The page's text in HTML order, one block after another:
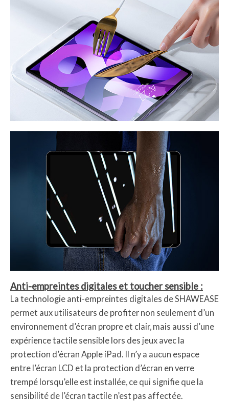
Anti-empreintes digitales et toucher sensible :
La technologie anti-empreintes digitales de SHAWEASE
permet aux utilisateurs de profiter non seulement d’un
environnement d’écran propre et clair, mais aussi d’une
expérience tactile sensible lors des jeux avec la
protection d’écran Apple iPad. Il n’y a aucun espace
entre l’écran LCD et la protection d’écran en verre
trempé lorsqu’elle est installée, ce qui signifie que la
sensibilité de l’écran tactile n’est pas affectée.